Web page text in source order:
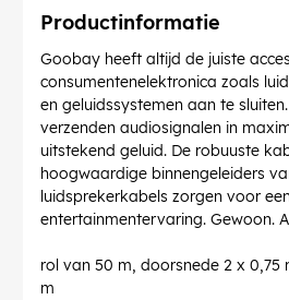
Productinformatie
Goobay heeft altijd de juiste
consumentenelektronica zoals
en geluidssystemen aan te
verzenden audiosignalen in
uitstekend geluid. De robuuste
hoogwaardige binnengeleiders
luidsprekerkabels zorgen voor
entertainmentervaring. Gewoon.
rol van 50 m, doorsnede 2 x 0,75
m